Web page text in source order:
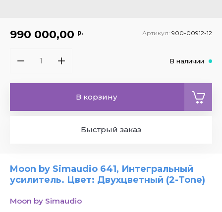
Moon by Simaudio 641, Интегральный
усилитель. Цвет: Двухцветный (2-Tone)
Moon by Simaudio
990 000,00 р. Артикул: 900-00912-12
В наличии
В корзину
Быстрый заказ